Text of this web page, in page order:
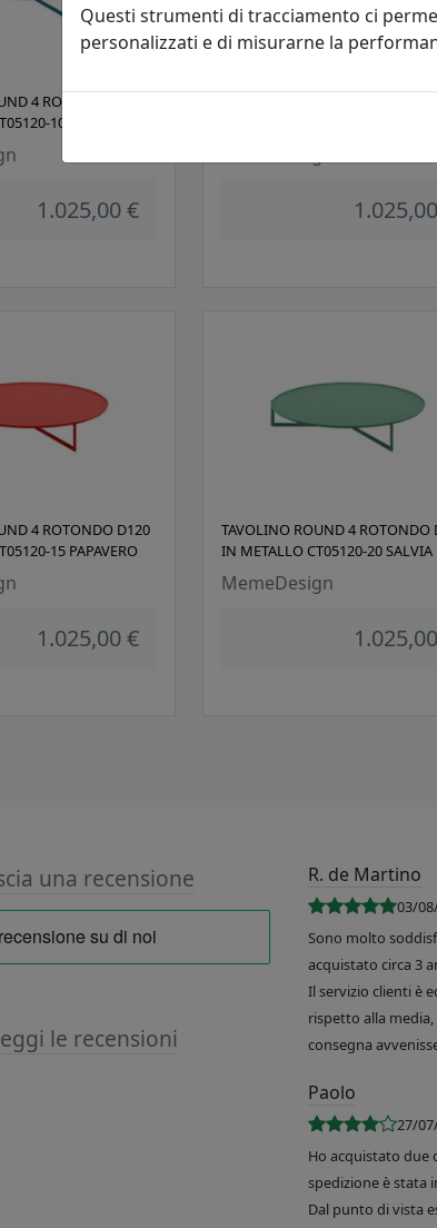
4 ROTONDO D120
10 PETROLIO
1.025,00 €
4 ROTONDO D120
15 PAPAVERO
1.025,00 €
TAVOLINO ROUND 4 ROTONDO
IN METALLO CT05120-20 SALVIA
MemeDesign
una recensione
le recensioni
R. de Martino
03/
Sono molto
acquistato circa 3
Il servizio clienti è
rispetto alla
consegna
Paolo
27/
Ho acquistato due
spedizione è stata
Dal punto di vista
Questi strumenti di tracciamento ci
personalizzati e di misurarne la